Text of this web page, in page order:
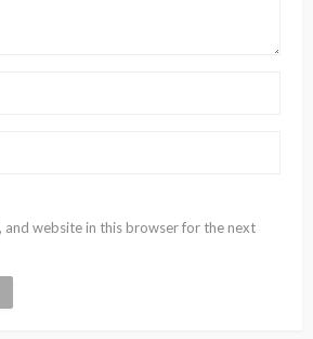
and website in this browser for the next